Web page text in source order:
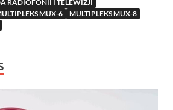
RADIOFONII I TELEWIZJI
MUX-6
MULTIPLEKS MUX-8